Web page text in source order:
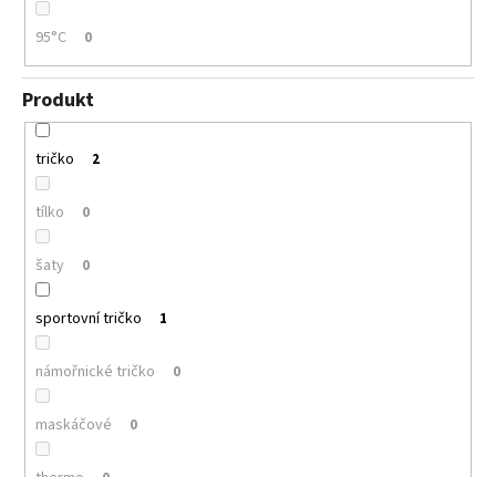
95°C 0
Produkt
tričko 2
tílko 0
šaty 0
sportovní tričko 1
námořnické tričko 0
maskáčové 0